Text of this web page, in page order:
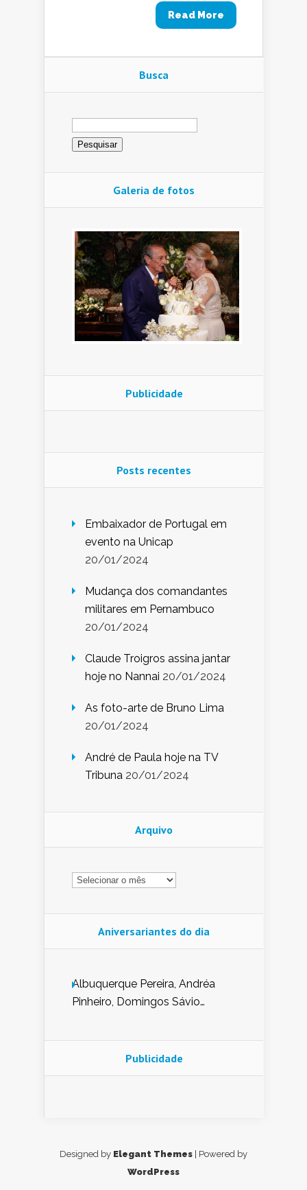
Read More
Busca
Pesquisar
por:
Galeria de fotos
Publicidade
Posts recentes
Embaixador de Portugal em
evento na Unicap
20/01/2024
Mudança dos comandantes
militares em Pernambuco
20/01/2024
Claude Troigros assina jantar
hoje no Nannai 20/01/2024
As foto-arte de Bruno Lima
20/01/2024
André de Paula hoje na TV
Tribuna 20/01/2024
Arquivo
Arquivo
Aniversariantes do dia
Albuquerque Pereira, Andréa
Pinheiro, Domingos Sávio
Nunes de Sena, Fátima Peixoto,
Glória Pereira, Kátia Mesel,
Publicidade
Designed by Elegant Themes | Powered by
WordPress